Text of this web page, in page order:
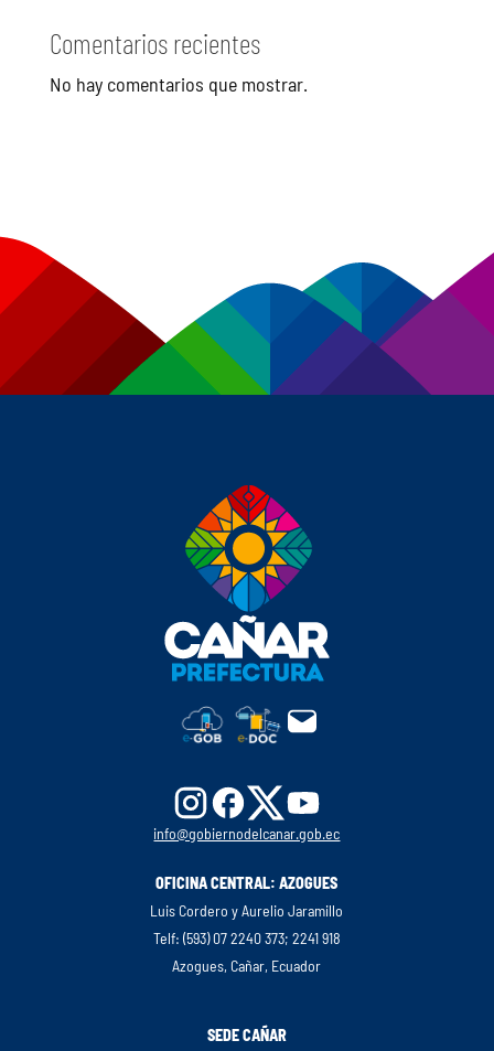
Comentarios recientes
No hay comentarios que mostrar.
info@gobiernodelcanar.gob.ec
OFICINA CENTRAL: AZOGUES
Luis Cordero y Aurelio Jaramillo
Telf: (593) 07 2240 373; 2241 918
Azogues, Cañar, Ecuador
SEDE CAÑAR